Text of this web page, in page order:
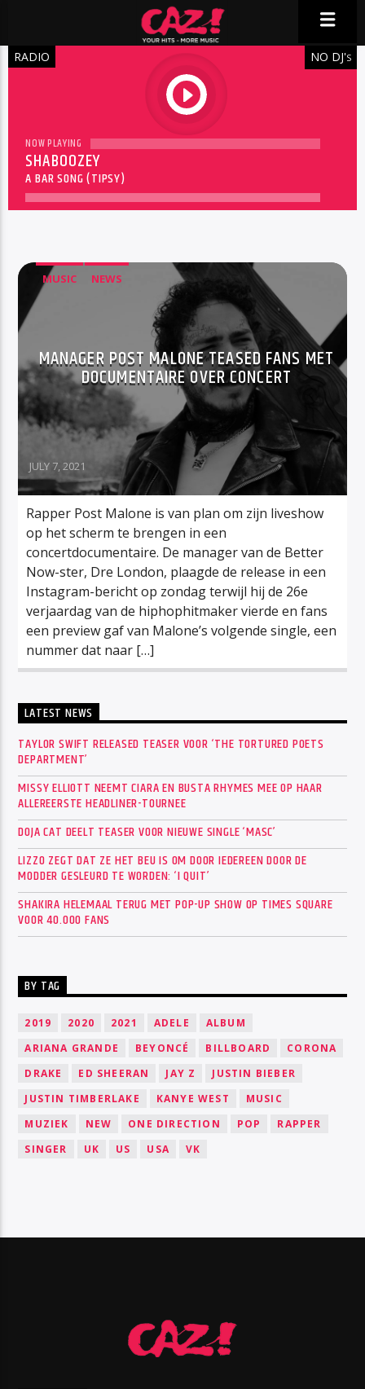
RADIO
play
NO DJ'S
NOW PLAYING
SHABOOZEY
A BAR SONG (TIPSY)
MUSIC NEWS
MANAGER POST MALONE TEASED FANS MET
DOCUMENTAIRE OVER CONCERT
JULY 7, 2021
Rapper Post Malone is van plan om zijn liveshow
op het scherm te brengen in een
concertdocumentaire. De manager van de Better
Now-ster, Dre London, plaagde de release in een
Instagram-bericht op zondag terwijl hij de 26e
verjaardag van de hiphophitmaker vierde en fans
een preview gaf van Malone’s volgende single, een
nummer dat naar […]
LATEST NEWS
TAYLOR SWIFT RELEASED TEASER VOOR ‘THE TORTURED POETS
DEPARTMENT’
MISSY ELLIOTT NEEMT CIARA EN BUSTA RHYMES MEE OP HAAR
ALLEREERSTE HEADLINER-TOURNEE
DOJA CAT DEELT TEASER VOOR NIEUWE SINGLE ‘MASC’
LIZZO ZEGT DAT ZE HET BEU IS OM DOOR IEDEREEN DOOR DE
MODDER GESLEURD TE WORDEN: ‘I QUIT’
SHAKIRA HELEMAAL TERUG MET POP-UP SHOW OP TIMES SQUARE
VOOR 40.000 FANS
BY TAG
2019 2020 2021 ADELE
ALBUM
ARIANA GRANDE
BEYONCÉ BILLBOARD
CORONA
DRAKE
ED SHEERAN JAY Z
JUSTIN BIEBER
JUSTIN TIMBERLAKE
KANYE WEST
MUSIC
MUZIEK
NEW ONE DIRECTION POP
RAPPER
SINGER
UK US USA VK